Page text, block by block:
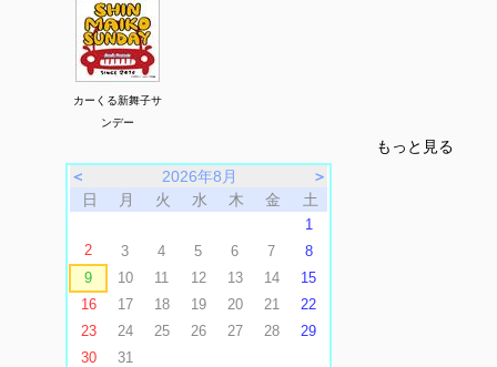
カーくる新舞子サ
ンデー
もっと見る
＜
2026年8月
＞
日
月 火 水 木 金 土
1
2
3 4 5 6 7
8
9
10 11 12 13 14
15
16
17 18 19 20 21
22
23
24 25 26 27 28
29
30
31